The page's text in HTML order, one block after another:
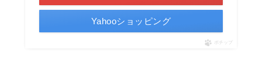
Yahooショッピング
ポチップ